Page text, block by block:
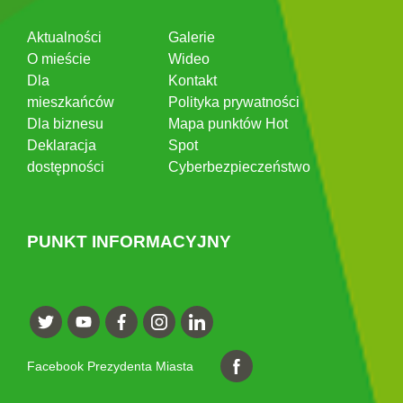
Aktualności
O mieście
Dla
mieszkańców
Dla biznesu
Deklaracja
dostępności
Galerie
Wideo
Kontakt
Polityka prywatności
Mapa punktów Hot
Spot
Cyberbezpieczeństwo
PUNKT INFORMACYJNY
Facebook Prezydenta Miasta